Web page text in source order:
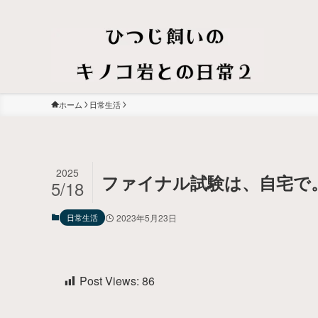
ホーム 日常生活
ファイナル試験は、自宅で
2025
5/18
日常生活 2023年5月23日
Post Views: 86